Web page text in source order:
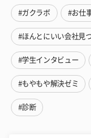
#ガクラボ #お仕
#ほんとにいい会社見
#学生インタビュー
#もやもや解決ゼミ
#診断